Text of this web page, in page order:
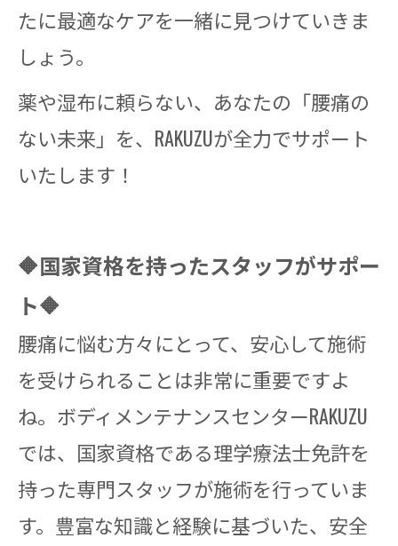
たに最適なケアを一緒に見つけていきま
しょう。
薬や湿布に頼らない、あなたの「腰痛の
ない未来」を、RAKUZUが全力でサポート
いたします！
🔶国家資格を持ったスタッフがサポー
ト🔶
腰痛に悩む方々にとって、安心して施術
を受けられることは非常に重要ですよ
ね。ボディメンテナンスセンターRAKUZU
では、国家資格である理学療法士免許を
持った専門スタッフが施術を行っていま
す。豊富な知識と経験に基づいた、安全